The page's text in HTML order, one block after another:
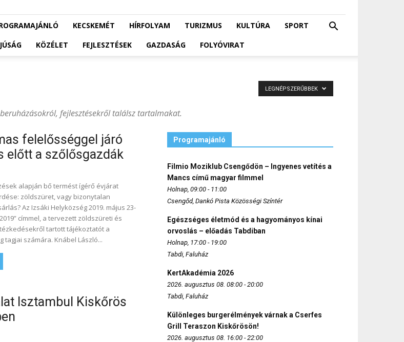
KECSKEMÉT HÍRFOLYAM TURIZMUS KULTÚRA
SPORT
KÖZÉLET FEJLESZTÉSEK GAZDASÁG FOLYÓVIRAT
fejlesztésekről találsz tartalmakat.
LEGNÉPSZERŰBBEK
felelősséggel járó
előtt a szőlősgazdák
alapján bő termést ígérő évjárat
zöldszüret, vagy bizonytalan
Az Izsáki Helyközség 2019. május 23-
címmel, a tervezett zöldszüreti és
tartott tájékoztatót a
tagjai számára. Knábel László...
Isztambul Kiskőrös
Programajánló
Filmio Moziklub Csengődön – Ingyenes vetítés a
Mancs című magyar filmmel
Holnap, 09:00 - 11:00
Csengőd, Dankó Pista Közösségi Színtér
Egészséges életmód és a hagyományos kínai
orvoslás – előadás Tabdiban
Holnap, 17:00 - 19:00
Tabdi, Faluház
KertAkadémia 2026
2026. augusztus 08. 08:00 - 20:00
Tabdi, Faluház
Különleges burgerélmények várnak a Cserfes
Grill Teraszon Kiskőrösön!
2026. augusztus 08. 16:00 - 22:00